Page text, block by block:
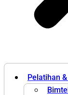
Pelatihan